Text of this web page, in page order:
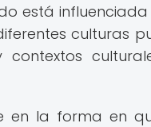
está
culturas
en la forma en